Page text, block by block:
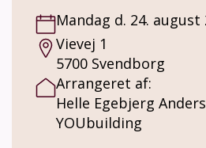
Demenscafé. Et socialt
trygt frirum som
Demensfællesskabet
gode snakke, sang, små
forskellige
meget andet. Pris: Demenscaféen er gratis. I
Mandag d. 24. august
Vievej 1
5700 Svendborg
Arrangeret af:
Helle Egebjerg
YOUbuilding